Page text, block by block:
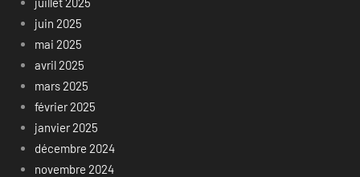
juin 2025
mai 2025
avril 2025
mars 2025
février 2025
janvier 2025
décembre 2024
novembre 2024